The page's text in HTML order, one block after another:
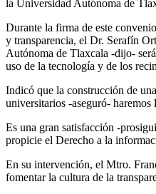
la Universidad Autónoma de
Durante la firma de este
y transparencia, el Dr. Serafín
Autónoma de Tlaxcala -dijo-
uso de la tecnología y de los
Indicó que la construcción de
universitarios -aseguró-
Es una gran satisfacción -
propicie el Derecho a la
En su intervención, el Mtro.
fomentar la cultura de la